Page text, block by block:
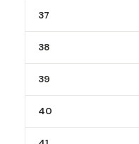
37
38
39
40